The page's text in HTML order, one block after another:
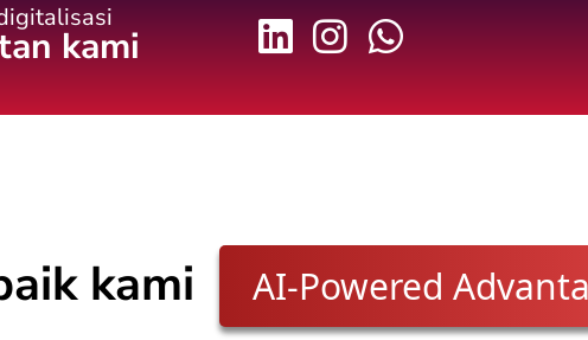
kami
kami AI-Powered